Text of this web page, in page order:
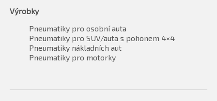
Výrobky
Pneumatiky pro osobní auta
Pneumatiky pro SUV/auta s pohonem 4×4
Pneumatiky nákladních aut
Pneumatiky pro motorky